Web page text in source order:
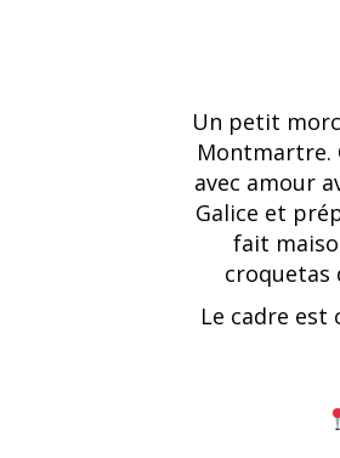
Un petit
Montmartre.
avec amour
Galice et
fait
croquetas
Le cadre est